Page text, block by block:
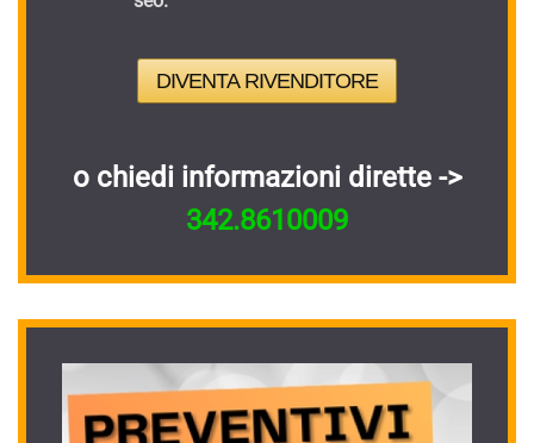
DIVENTA RIVENDITORE
o chiedi informazioni dirette ->
342.8610009